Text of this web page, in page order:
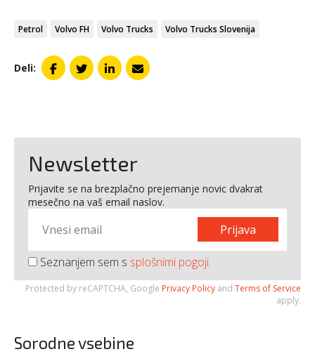
Petrol Volvo FH Volvo Trucks Volvo Trucks Slovenija
Deli:
Newsletter
Prijavite se na brezplačno prejemanje novic dvakrat
mesečno na vaš email naslov.
Prijava
Seznanjem sem s splošnimi pogoji.
Protected by reCAPTCHA, Google Privacy Policy and Terms of Service
apply.
Sorodne vsebine